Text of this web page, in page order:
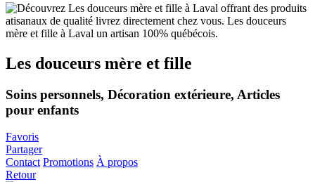
Les douceurs mère et fille
Soins personnels, Décoration extérieure, Articles
pour enfants
Favoris
Partager
Contact Promotions À propos
Retour